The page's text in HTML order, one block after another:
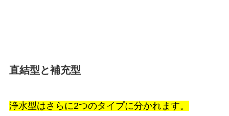
直結型と補充型
浄水型はさらに2つのタイプに分かれます。